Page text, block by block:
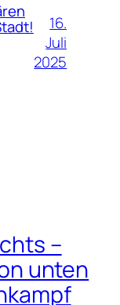
16.
Juli
2025
–
unten